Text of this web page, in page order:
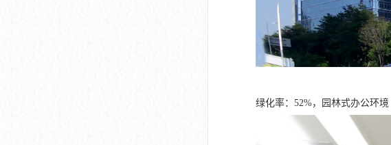
绿化率：52%，园林式办公环境